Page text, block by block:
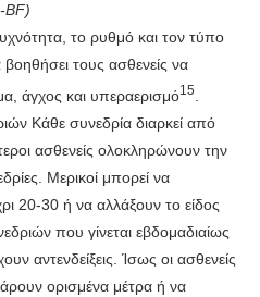
ΒF)
το ρυθμό και τον τύπο
τους ασθενείς να
άγχος και υπεραερισμό15
Κάθε συνεδρία διαρκεί από
ασθενείς ολοκληρώνουν την
Μερικοί μπορεί να
20-30 ή να αλλάξουν το είδος
που γίνεται εβδομαδιαίως
αντενδείξεις. Ίσως οι ασθενείς
ορισμένα μέτρα ή να